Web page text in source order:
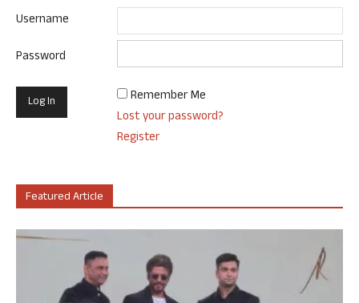
Username
Password
Remember Me
Lost your password?
Register
Featured Article